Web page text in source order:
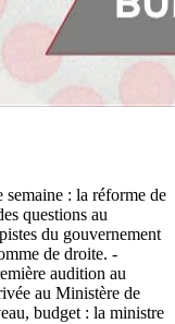
: la réforme de
questions au
du gouvernement
de droite. -
audition au
au Ministère de
budget : la ministre